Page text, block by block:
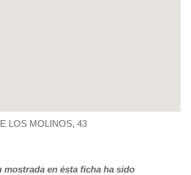
LOS MOLINOS, 43
mostrada en ésta ficha ha sido